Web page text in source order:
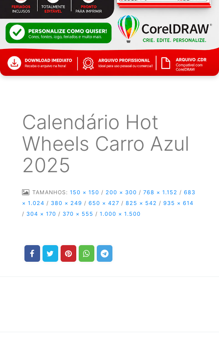
Calendário Hot
Wheels Carro Azul
2025
TAMANHOS: 150 × 150 / 200 × 300 / 768 × 1.152 / 683
× 1.024 / 380 × 249 / 650 × 427 / 825 × 542 / 935 × 614
/ 304 × 170 / 370 × 555 / 1.000 × 1.500